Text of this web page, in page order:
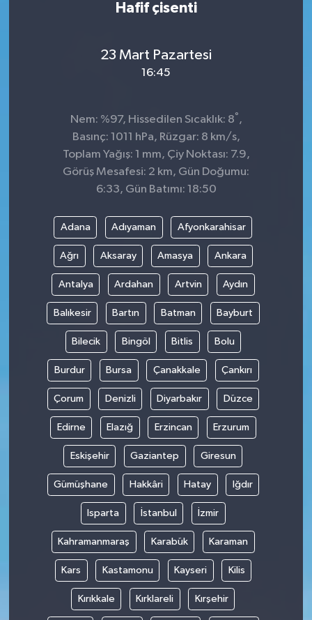
Hafif çisenti
23 Mart Pazartesi
16:45
Nem: %97, Hissedilen Sıcaklık: 8°,
Basınç: 1011 hPa, Rüzgar: 8 km/s,
Toplam Yağış: 1 mm, Çiy Noktası: 7.9,
Görüş Mesafesi: 2 km, Gün Doğumu:
6:33, Gün Batımı: 18:50
Adana Adıyaman Afyonkarahisar
Ağrı Aksaray Amasya Ankara
Antalya Ardahan Artvin Aydın
Balıkesir Bartın Batman Bayburt
Bilecik Bingöl Bitlis Bolu
Burdur Bursa Çanakkale Çankırı
Çorum Denizli Diyarbakır Düzce
Edirne Elazığ Erzincan Erzurum
Eskişehir Gaziantep Giresun
Gümüşhane Hakkâri Hatay Iğdır
Isparta İstanbul İzmir
Kahramanmaraş Karabük Karaman
Kars Kastamonu Kayseri Kilis
Kırıkkale Kırklareli Kırşehir